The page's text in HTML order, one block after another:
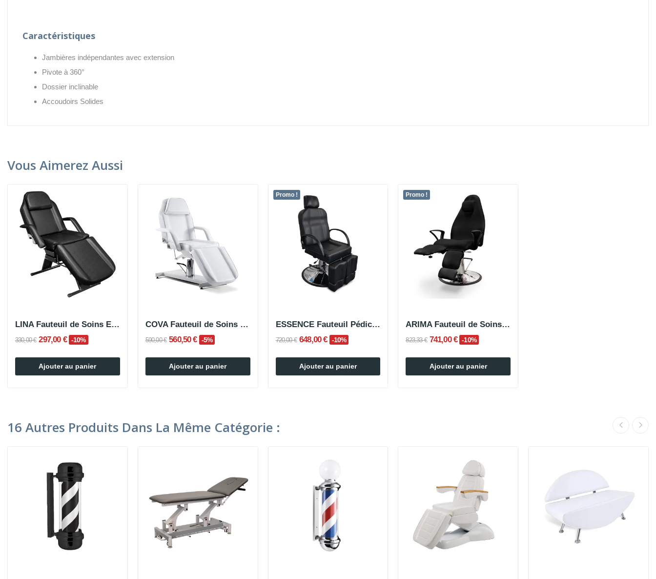
Caractéristiques
Jambières indépendantes avec extension
Pivote à 360°
Dossier inclinable
Accoudoirs Solides
Vous Aimerez Aussi
LINA Fauteuil de Soins Esthétiques
330,00 € 297,00 € -10%
Ajouter au panier
COVA Fauteuil de Soins Esthétiques Hydraulique
590,00 € 560,50 € -5%
Ajouter au panier
Promo !
ESSENCE Fauteuil Pédicure Hydraulique
720,00 € 648,00 € -10%
Ajouter au panier
Promo !
ARIMA Fauteuil de Soins Hydraulique
823,33 € 741,00 € -10%
Ajouter au panier
16 Autres Produits Dans La Même Catégorie :